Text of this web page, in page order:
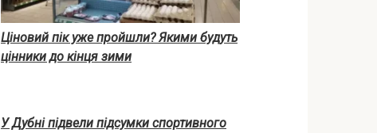
Ціновий пік уже пройшли? Якими будуть
цінники до кінця зими
У Дубні підвели підсумки спортивного